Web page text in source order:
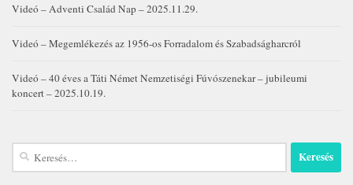
Videó – Adventi Család Nap – 2025.11.29.
Videó – Megemlékezés az 1956-os Forradalom és Szabadságharcról
Videó – 40 éves a Táti Német Nemzetiségi Fúvószenekar – jubileumi
koncert – 2025.10.19.
Keresés: